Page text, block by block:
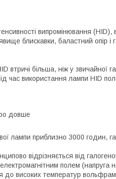
випромінювання
блискавки, баластний опір і
втричі більша, ніж у звичайної
час використання лампи HID
довше
лампи приблизно 3000 годин,
відрізняється від
полем (напруга
до високих температур